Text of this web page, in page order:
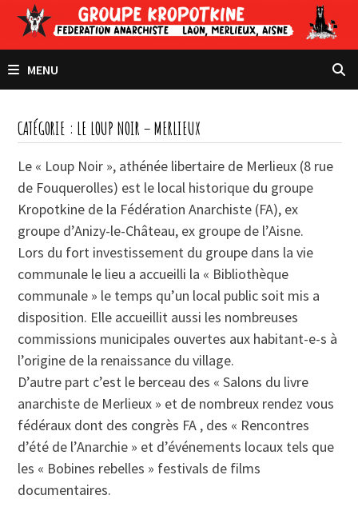
Passer
contenu
MENU
CATÉGORIE : LE LOUP NOIR – MERLIEUX
Le « Loup Noir », athénée libertaire de Merlieux (8 rue
de Fouquerolles) est le local historique du groupe
Kropotkine de la Fédération Anarchiste (FA), ex
groupe d’Anizy-le-Château, ex groupe de l’Aisne.
Lors du fort investissement du groupe dans la vie
communale le lieu a accueilli la « Bibliothèque
communale » le temps qu’un local public soit mis a
disposition. Elle accueillit aussi les nombreuses
commissions municipales ouvertes aux habitant-e-s à
l’origine de la renaissance du village.
D’autre part c’est le berceau des « Salons du livre
anarchiste de Merlieux » et de nombreux rendez vous
fédéraux dont des congrès FA , des « Rencontres
d’été de l’Anarchie » et d’événements locaux tels que
les « Bobines rebelles » festivals de films
documentaires.